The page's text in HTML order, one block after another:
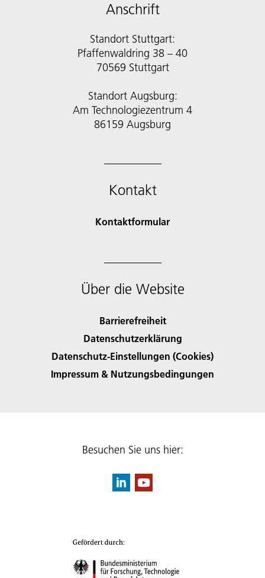
Anschrift
Standort Stuttgart:
Pfaffenwaldring 38 – 40
70569 Stuttgart
Standort Augsburg:
Am Technologiezentrum 4
86159 Augsburg
Kontakt
Kontaktformular
Über die Website
Barrierefreiheit
Datenschutzerklärung
Datenschutz-Einstellungen (Cookies)
Impressum & Nutzungsbedingungen
Besuchen Sie uns hier: